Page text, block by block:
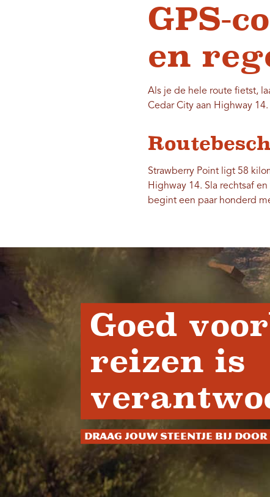
GPS-
en
Als je de hele route fietst,
Cedar City aan Highway 14.
Strawberry Point ligt 58
Highway 14. Sla rechtsaf
begint een paar honderd
Goed
reizen is
Draag jouw steentje bij